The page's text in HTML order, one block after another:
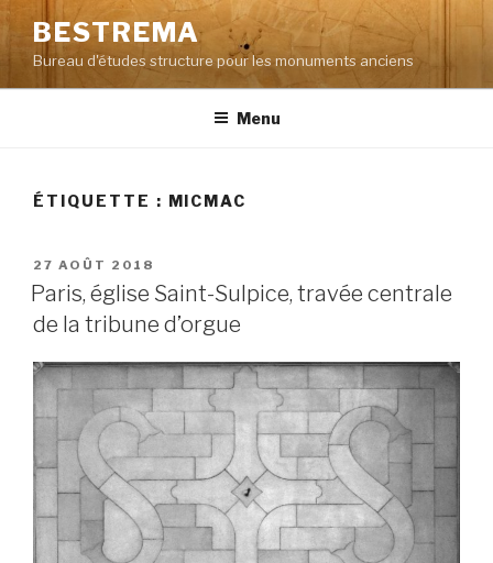
Aller
au
contenu
principal
BESTREMA
Bureau d'études structure pour les monuments anciens
Menu
ÉTIQUETTE : MICMAC
PUBLIÉ
LE
27 AOÛT 2018
Paris, église Saint-Sulpice, travée centrale
de la tribune d’orgue